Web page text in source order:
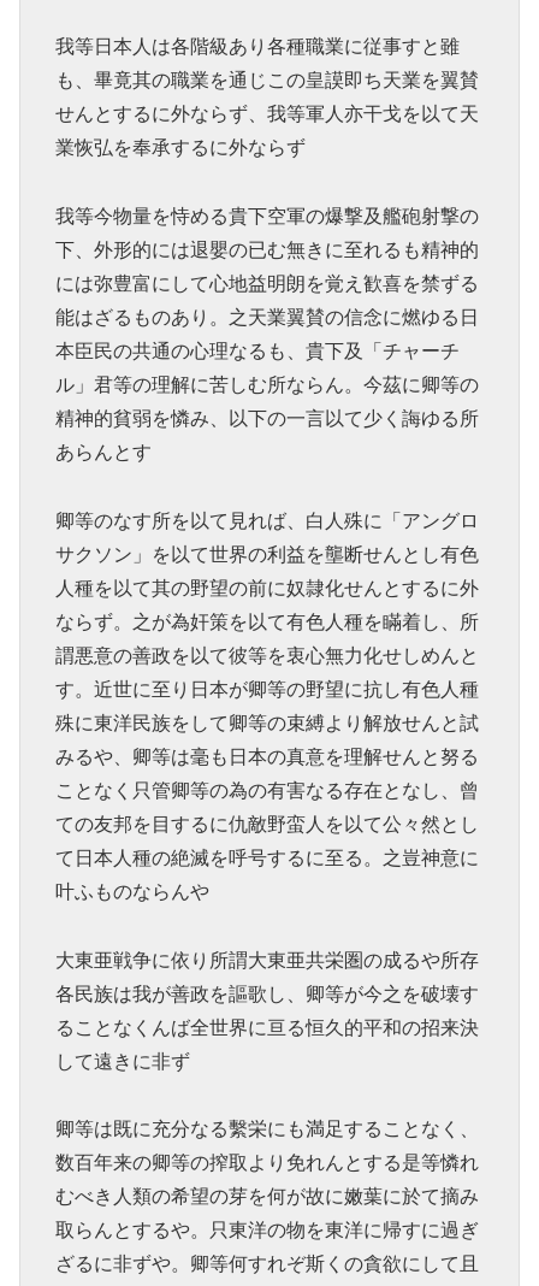
我等日本人は各階級あり各種職業に従事すと雖
も、畢竟其の職業を通じこの皇謨即ち天業を翼賛
せんとするに外ならず、我等軍人亦干戈を以て天
業恢弘を奉承するに外ならず
我等今物量を恃める貴下空軍の爆撃及艦砲射撃の
下、外形的には退嬰の已む無きに至れるも精神的
には弥豊富にして心地益明朗を覚え歓喜を禁ずる
能はざるものあり。之天業翼賛の信念に燃ゆる日
本臣民の共通の心理なるも、貴下及「チャーチ
ル」君等の理解に苦しむ所ならん。今茲に卿等の
精神的貧弱を憐み、以下の一言以て少く誨ゆる所
あらんとす
卿等のなす所を以て見れば、白人殊に「アングロ
サクソン」を以て世界の利益を壟断せんとし有色
人種を以て其の野望の前に奴隷化せんとするに外
ならず。之が為奸策を以て有色人種を瞞着し、所
謂悪意の善政を以て彼等を衷心無力化せしめんと
す。近世に至り日本が卿等の野望に抗し有色人種
殊に東洋民族をして卿等の束縛より解放せんと試
みるや、卿等は毫も日本の真意を理解せんと努る
ことなく只管卿等の為の有害なる存在となし、曾
ての友邦を目するに仇敵野蛮人を以て公々然とし
て日本人種の絶滅を呼号するに至る。之豈神意に
叶ふものならんや
大東亜戦争に依り所謂大東亜共栄圏の成るや所存
各民族は我が善政を謳歌し、卿等が今之を破壊す
ることなくんば全世界に亘る恒久的平和の招来決
して遠きに非ず
卿等は既に充分なる繫栄にも満足することなく、
数百年来の卿等の搾取より免れんとする是等憐れ
むべき人類の希望の芽を何が故に嫩葉に於て摘み
取らんとするや。只東洋の物を東洋に帰すに過ぎ
ざるに非ずや。卿等何すれぞ斯くの貪欲にして且